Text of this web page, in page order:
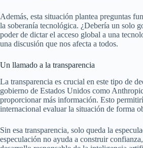
Además, esta situación plantea preguntas
la soberanía tecnológica. ¿Debería un solo
poder de dictar el acceso global a una
una discusión que nos afecta a todos.
Un llamado a la transparencia
La transparencia es crucial en este tipo de
gobierno de Estados Unidos como
proporcionar más información. Esto
internacional evaluar la situación de forma
Sin esa transparencia, solo queda la
especulación no ayuda a construir